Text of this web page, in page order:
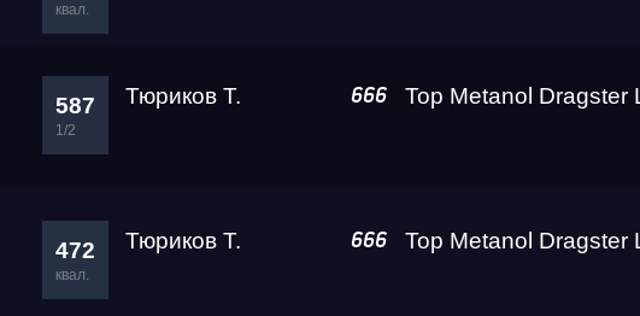
Сибирь Гандикап
Чемпионат Сибирского
квал.
587
1/2
Тюриков Т. 666
472
квал.
Тюриков Т. 666